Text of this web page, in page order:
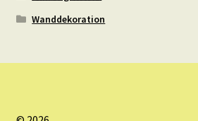
Wanddekoration